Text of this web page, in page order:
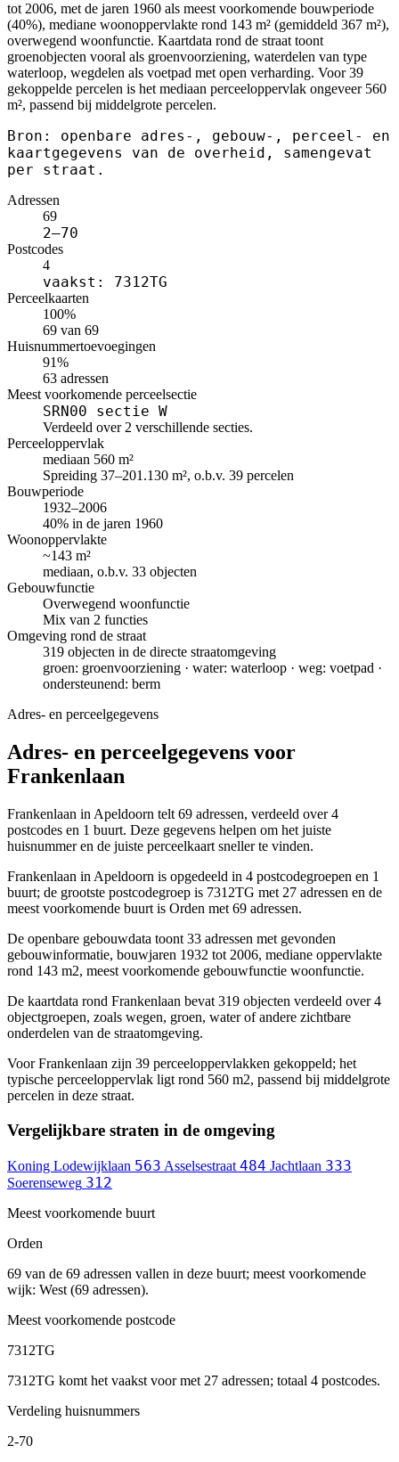
tot 2006, met de jaren 1960 als meest voorkomende bouwperiode
(40%), mediane woonoppervlakte rond 143 m² (gemiddeld 367 m²),
overwegend woonfunctie. Kaartdata rond de straat toont
groenobjecten vooral als groenvoorziening, waterdelen van type
waterloop, wegdelen als voetpad met open verharding. Voor 39
gekoppelde percelen is het mediaan perceeloppervlak ongeveer 560
m², passend bij middelgrote percelen.
Bron: openbare adres-, gebouw-, perceel- en
kaartgegevens van de overheid, samengevat
per straat.
Adressen
69
2–70
Postcodes
4
vaakst: 7312TG
Perceelkaarten
100%
69 van 69
Huisnummertoevoegingen
91%
63 adressen
Meest voorkomende perceelsectie
SRN00 sectie W
Verdeeld over 2 verschillende secties.
Perceeloppervlak
mediaan 560 m²
Spreiding 37–201.130 m², o.b.v. 39 percelen
Bouwperiode
1932–2006
40% in de jaren 1960
Woonoppervlakte
~143 m²
mediaan, o.b.v. 33 objecten
Gebouwfunctie
Overwegend woonfunctie
Mix van 2 functies
Omgeving rond de straat
319 objecten in de directe straatomgeving
groen: groenvoorziening · water: waterloop · weg: voetpad ·
ondersteunend: berm
Adres- en perceelgegevens
Adres- en perceelgegevens voor
Frankenlaan
Frankenlaan in Apeldoorn telt 69 adressen, verdeeld over 4
postcodes en 1 buurt. Deze gegevens helpen om het juiste
huisnummer en de juiste perceelkaart sneller te vinden.
Frankenlaan in Apeldoorn is opgedeeld in 4 postcodegroepen en 1
buurt; de grootste postcodegroep is 7312TG met 27 adressen en de
meest voorkomende buurt is Orden met 69 adressen.
De openbare gebouwdata toont 33 adressen met gevonden
gebouwinformatie, bouwjaren 1932 tot 2006, mediane oppervlakte
rond 143 m2, meest voorkomende gebouwfunctie woonfunctie.
De kaartdata rond Frankenlaan bevat 319 objecten verdeeld over 4
objectgroepen, zoals wegen, groen, water of andere zichtbare
onderdelen van de straatomgeving.
Voor Frankenlaan zijn 39 perceeloppervlakken gekoppeld; het
typische perceeloppervlak ligt rond 560 m2, passend bij middelgrote
percelen in deze straat.
Vergelijkbare straten in de omgeving
Koning Lodewijklaan 563 Asselsestraat 484 Jachtlaan 333
Soerenseweg 312
Meest voorkomende buurt
Orden
69 van de 69 adressen vallen in deze buurt; meest voorkomende
wijk: West (69 adressen).
Meest voorkomende postcode
7312TG
7312TG komt het vaakst voor met 27 adressen; totaal 4 postcodes.
Verdeling huisnummers
2-70